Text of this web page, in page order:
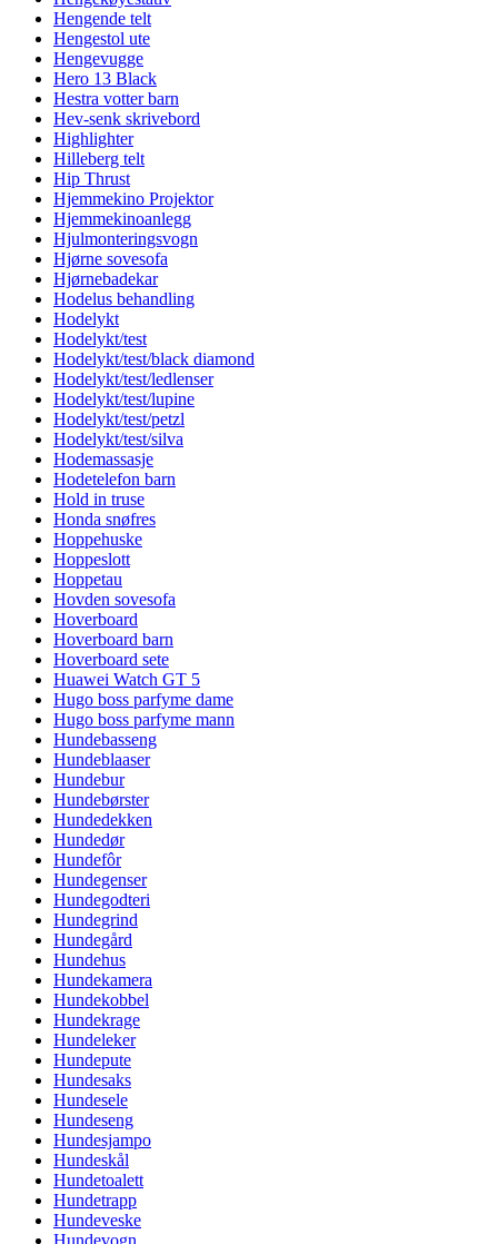
Hengende telt
Hengestol ute
Hengevugge
Hero 13 Black
Hestra votter barn
Hev-senk skrivebord
Highlighter
Hilleberg telt
Hip Thrust
Hjemmekino Projektor
Hjemmekinoanlegg
Hjulmonteringsvogn
Hjørne sovesofa
Hjørnebadekar
Hodelus behandling
Hodelykt
Hodelykt/test
Hodelykt/test/black diamond
Hodelykt/test/ledlenser
Hodelykt/test/lupine
Hodelykt/test/petzl
Hodelykt/test/silva
Hodemassasje
Hodetelefon barn
Hold in truse
Honda snøfres
Hoppehuske
Hoppeslott
Hoppetau
Hovden sovesofa
Hoverboard
Hoverboard barn
Hoverboard sete
Huawei Watch GT 5
Hugo boss parfyme dame
Hugo boss parfyme mann
Hundebasseng
Hundeblaaser
Hundebur
Hundebørster
Hundedekken
Hundedør
Hundefôr
Hundegenser
Hundegodteri
Hundegrind
Hundegård
Hundehus
Hundekamera
Hundekobbel
Hundekrage
Hundeleker
Hundepute
Hundesaks
Hundesele
Hundeseng
Hundesjampo
Hundeskål
Hundetoalett
Hundetrapp
Hundeveske
Hundevogn